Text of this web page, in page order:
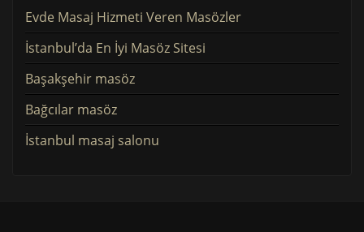
Evde Masaj Hizmeti Veren Masözler
İstanbul’da En İyi Masöz Sitesi
Başakşehir masöz
Bağcılar masöz
İstanbul masaj salonu